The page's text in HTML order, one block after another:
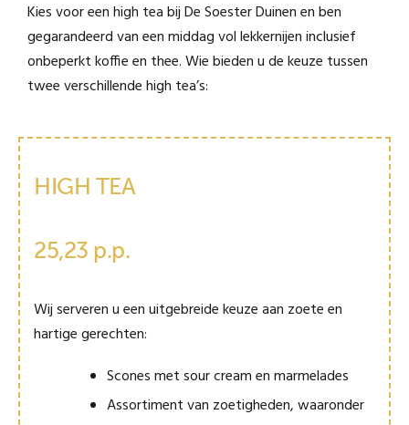
Kies voor een high tea bij De Soester Duinen en ben
gegarandeerd van een middag vol lekkernijen inclusief
onbeperkt koffie en thee. Wie bieden u de keuze tussen
twee verschillende high tea’s:
HIGH TEA
25,23 p.p.
Wij serveren u een uitgebreide keuze aan zoete en
hartige gerechten:
Scones met sour cream en marmelades
Assortiment van zoetigheden, waaronder